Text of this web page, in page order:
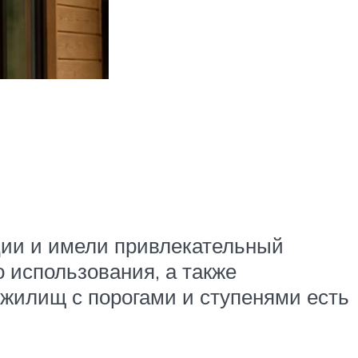
и имели привлекательный
а также
с порогами и ступенями есть